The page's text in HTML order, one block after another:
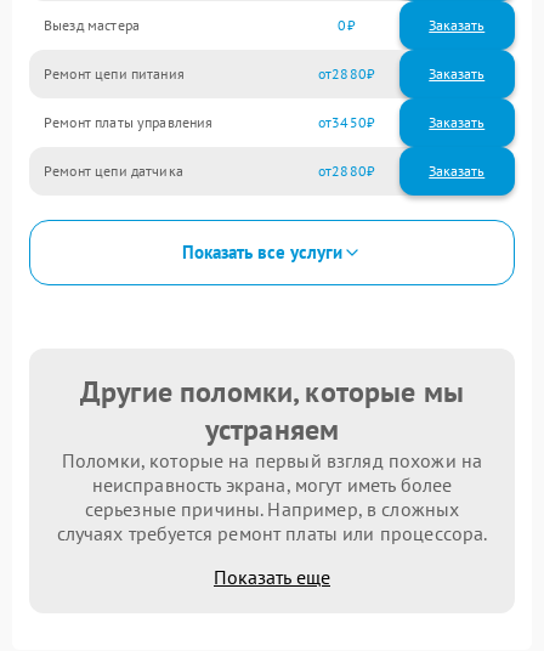
Выезд мастера 0 Заказать
Ремонт цепи питания 2880
Ремонт платы управления 3450
Ремонт цепи датчика 2880
Показать все услуги
Другие поломки, которые мы
устраняем
Поломки, которые на первый взгляд похожи на
неисправность экрана, могут иметь более
серьезные причины. Например, в сложных
случаях требуется ремонт платы или процессора.
Показать еще